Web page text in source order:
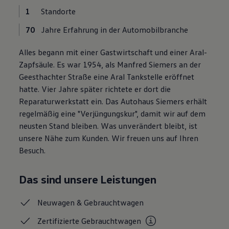
Magazin
Transport
Volkswagen R
Pannen- und Unfallhilfe
Volkswagen Kundenbetreuung
1
Standorte
70
Jahre Erfahrung in der Automobilbranche
Alles begann mit einer Gastwirtschaft und einer Aral-
Zapfsäule. Es war 1954, als Manfred Siemers an der
Geesthachter Straße eine Aral Tankstelle eröffnet
hatte. Vier Jahre später richtete er dort die
Reparaturwerkstatt ein. Das Autohaus Siemers erhält
regelmäßig eine "Verjüngungskur", damit wir auf dem
neusten Stand bleiben. Was unverändert bleibt, ist
unsere Nähe zum Kunden. Wir freuen uns auf Ihren
Besuch.
Das sind unsere Leistungen
Neuwagen &Gebrauchtwagen
ZertifizierteGebrauchtwagen